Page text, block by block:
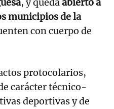
, y quedaabierto a
municipios de la
con cuerpo de
protocolarios,
carácter técnico-
deportivas y de